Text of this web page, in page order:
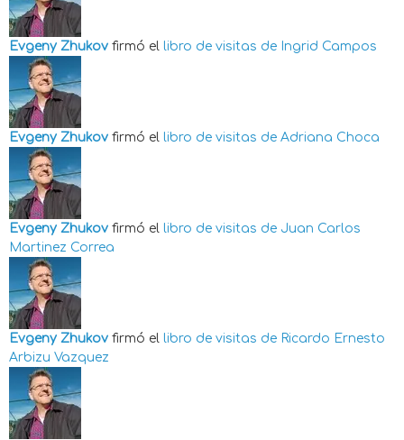
Evgeny Zhukov firmó el libro de visitas de Ingrid Campos
Evgeny Zhukov firmó el libro de visitas de Adriana Choca
Evgeny Zhukov firmó el libro de visitas de Juan Carlos
Martinez Correa
Evgeny Zhukov firmó el libro de visitas de Ricardo Ernesto
Arbizu Vazquez